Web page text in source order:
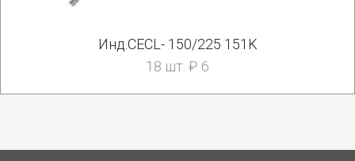
Инд.CECL- 150/225 151K
18 шт. ₽ 6